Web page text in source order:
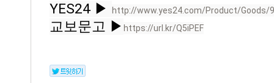
YES24 ▶ http://www.yes24.com/Product/Goods/
교보문고 ▶ https://url.kr/Q5iPEF